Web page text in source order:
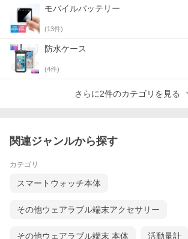
モバイルバッテリー
(13件)
防水ケース
(4件)
さらに2件のカテゴリを見る
関連ジャンルから探す
カテゴリ
スマートウォッチ本体
その他ウェアラブル端末アクセサリー
その他ウェアラブル端末 本体 活動量計